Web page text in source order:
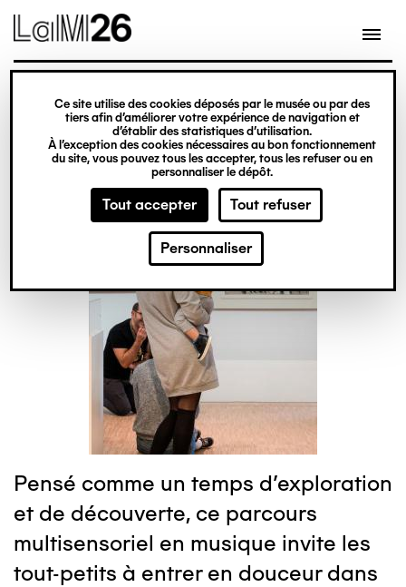
Gestion des cookies
Ce site utilise des cookies déposés par le musée ou par des
tiers afin d’améliorer votre expérience de navigation et
d’établir des statistiques d’utilisation.
À l’exception des cookies nécessaires au bon fonctionnement
du site, vous pouvez tous les accepter, tous les refuser ou en
personnaliser le dépôt.
Tout accepter Tout refuser
Personnaliser
Aller
au
contenu
principal
visite
Badaboum
Pensé comme un temps d’exploration
et de découverte, ce parcours
multisensoriel en musique invite les
tout-petits à entrer en douceur dans